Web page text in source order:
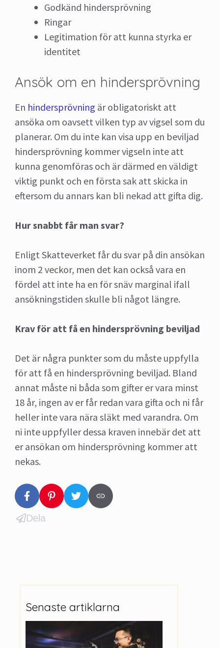
Godkänd hindersprövning
Ringar
Legitimation för att kunna styrka er
identitet
Ansök om en hindersprövning
En hindersprövning är obligatoriskt att
ansöka om oavsett vilken typ av vigsel som du
planerar. Om du inte kan visa upp en beviljad
hindersprövning kommer vigseln inte att
kunna genomföras och är därmed en väldigt
viktig punkt och en första sak att skicka in
eftersom du annars kan bli nekad att gifta dig.
Hur snabbt får man svar?
Enligt Skatteverket får du svar på din ansökan
inom 2 veckor, men det kan också vara en
fördel att inte ha en för snäv marginal ifall
ansökningstiden skulle bli något längre.
Krav för att få en hindersprövning beviljad
Det är några punkter som du måste uppfylla
för att få en hindersprövning beviljad. Bland
annat måste ni båda som gifter er vara minst
18 år, ingen av er får redan vara gifta och ni får
heller inte vara nära släkt med varandra. Om
ni inte uppfyller dessa kraven innebär det att
er ansökan om hindersprövning kommer att
nekas.
Dela
Senaste artiklarna